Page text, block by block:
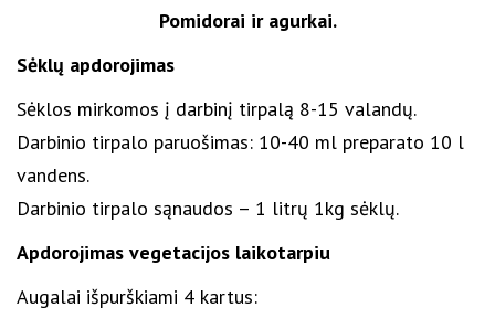
Pomidorai ir agurkai.
Sėklų apdorojimas
Sėklos mirkomos į darbinį tirpalą 8-15 valandų.
Darbinio tirpalo paruošimas: 10-40 ml preparato 10 l
vandens.
Darbinio tirpalo sąnaudos – 1 litrų 1kg sėklų.
Apdorojimas vegetacijos laikotarpiu
Augalai išpurškiami 4 kartus: